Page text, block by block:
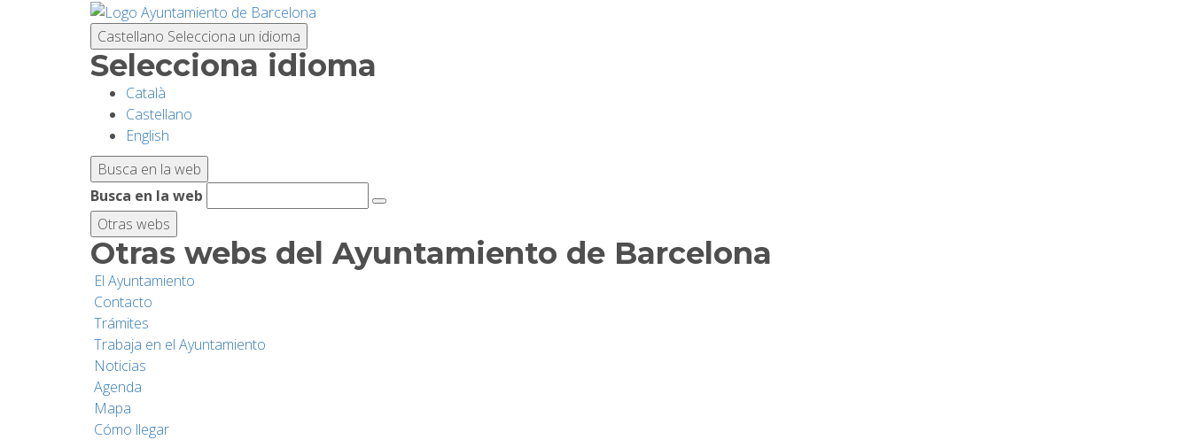
Castellano Selecciona un idioma
Selecciona idioma
Català
Castellano
English
Busca en la web
Busca en la web
Otras webs
Otras webs del Ayuntamiento de Barcelona
El Ayuntamiento
Contacto
Trámites
Trabaja en el Ayuntamiento
Noticias
Agenda
Mapa
Cómo llegar